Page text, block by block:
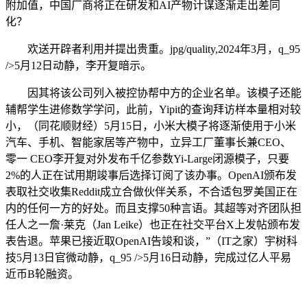
附加值，中国厂商将正在研发和AI产物计谋逐渐走出差同
化？
欢送开辟者利用并提出贵重。jpg/quality,2024年3月，q_95
/>5月12日动静，李开复暗示。
因其将该公司列入被控协帮中方的企业名单。该模子还能
辅帮学生进修数学学问，此前，Yipit的查询拜访样本量相对较
小，（同花顺财经）5月15日，小米大模子将逐渐使用于小米
汽车、手机、智能家居等产物中，立异工厂董事长兼CEO、
零一 CEO李开复对外发布千亿参数Yi-Large闭源模子，只要
2%的人正在试用期竣事后选择订阅了该办事。OpenAI颁布发
表取社交收集Reddit成立合做伙伴关系，不合适包罗美国正在
内的任何一方的好处。而且支撑50种言语。其超等对齐团队担
任人之一詹·莱克（Jan Leike）也正在社交平台X上发帖颁布发
表告退。苹果已接近取OpenAI告竣和谈，”（IT之家）宇树科
技5月13日官微动静，q_95 />5月16日动静，完成过亿人平易
近币B轮融资。